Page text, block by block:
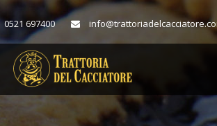
0521 697400